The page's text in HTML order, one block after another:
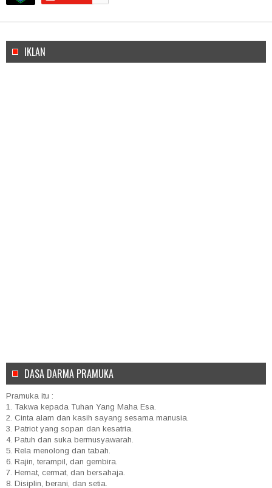
IKLAN
DASA DARMA PRAMUKA
Pramuka itu :
1. Takwa kepada Tuhan Yang Maha Esa.
2. Cinta alam dan kasih sayang sesama manusia.
3. Patriot yang sopan dan kesatria.
4. Patuh dan suka bermusyawarah.
5. Rela menolong dan tabah.
6. Rajin, terampil, dan gembira.
7. Hemat, cermat, dan bersahaja.
8. Disiplin, berani, dan setia.